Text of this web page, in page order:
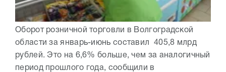
Оборот розничной торговли в Волгоградской
области за январь-июнь составил 405,8 млрд
рублей. Это на 6,6% больше, чем за аналогичный
период прошлого года, сообщили в